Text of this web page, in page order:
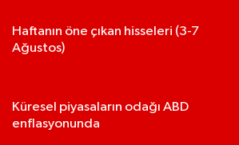
Haftanın öne çıkan hisseleri (3-7
Ağustos)
Küresel piyasaların odağı ABD
enflasyonunda